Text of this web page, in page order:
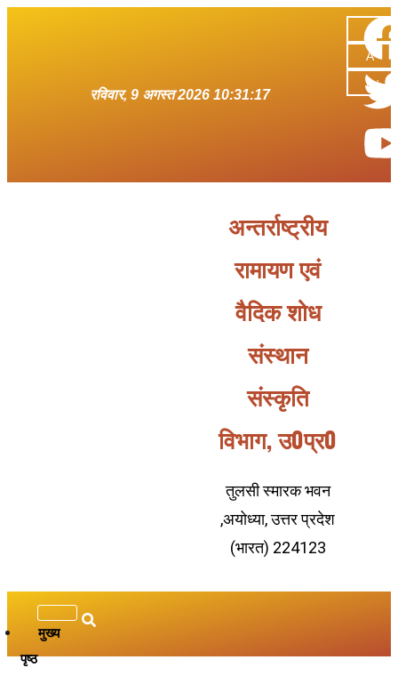
रविवार, 9 अगस्त 2026 10:31:17
A-
A
A+
अन्तर्राष्ट्रीय
रामायण एवं
वैदिक शोध
संस्थान
संस्कृति
विभाग, उ0प्र0
तुलसी स्मारक भवन
,अयोध्या, उत्तर प्रदेश
(भारत) 224123
मुख्य
पृष्ठ